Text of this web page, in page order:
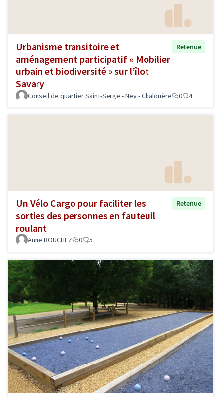
Urbanisme transitoire et
aménagement participatif « Mobilier
urbain et biodiversité » sur l’îlot
Savary
Retenue
Conseil de quartier Saint-Serge - Ney - Chalouère 0 4
Un Vélo Cargo pour faciliter les
sorties des personnes en fauteuil
roulant
Retenue
Anne BOUCHEZ 0 5